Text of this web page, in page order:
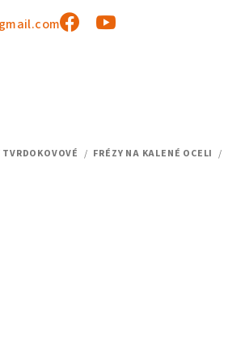
TVRDOKOVOVÉ / FRÉZY NA KALENÉ OCELI /